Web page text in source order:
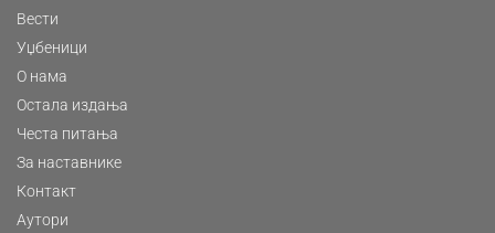
Вести
Уџбеници
О нама
Остала издања
Честа питања
За наставнике
Контакт
Аутори